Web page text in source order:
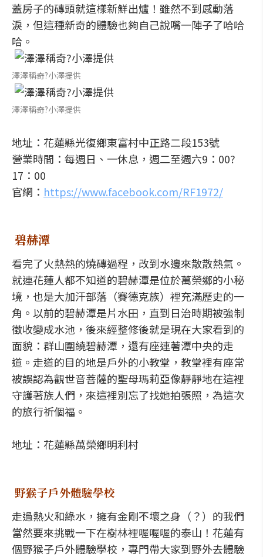
蓋房子的磚頭就這樣新鮮出爐！雖然不到感動落
淚，但這種新奇的體驗也夠自己說嘴一陣子了哈哈
哈。
澤澤稱奇?小澤提供
澤澤稱奇?小澤提供
地址：花蓮縣光復鄉東富村中正路二段153號
營業時間：每週日、一休息，週二至週六9：00?
17：00
官網： https://www.facebook.com/RF1972/
碧赫潭
看完了火熱熱的燒磚過程，改到水邊來散散熱氣。
就連花蓮人都不知道的碧赫潭是位於萬榮鄉的小秘
境，也是大加汗部落（賽德克族）裡充滿歷史的一
角。以前的碧赫潭是片水田，直到日治時期被強制
徵收變成水池，後來經整修後就是現在大家看到的
面貌：群山圍繞碧赫潭，還有座連著潭中央的走
道。走道的目的地是戶外的小教堂，教堂裡有座常
被誤認為觀世音菩薩的聖母瑪莉亞像靜靜地在這裡
守護著族人們，來這裡別忘了找她拍張照，為這次
的旅行祈個福。
地址：花蓮縣萬榮鄉明利村
野猴子戶外體驗學校
走過熱火和綠水，擁有金剛不壞之身（？）的我們
當然要來挑戰一下在樹林裡喔喔喔的泰山！花蓮有
個野猴子戶外體驗學校，專門帶大家到野外去體驗